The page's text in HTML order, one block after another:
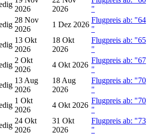
2026
2026
"
28 Nov
2026
1 Dez 2026
Flugpreis ab: "64
"
13 Okt
2026
18 Okt
2026
Flugpreis ab: "65
"
2 Okt
2026
4 Okt 2026
Flugpreis ab: "67
"
13 Aug
2026
18 Aug
2026
Flugpreis ab: "70
"
1 Okt
2026
4 Okt 2026
Flugpreis ab: "70
"
24 Okt
2026
31 Okt
2026
Flugpreis ab: "73
"